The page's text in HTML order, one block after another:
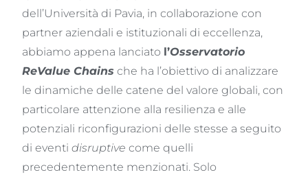
dell’Università di Pavia, in collaborazione con
partner aziendali e istituzionali di eccellenza,
abbiamo appena lanciato l’Osservatorio
ReValue Chains che ha l’obiettivo di analizzare
le dinamiche delle catene del valore globali, con
particolare attenzione alla resilienza e alle
potenziali riconfigurazioni delle stesse a seguito
di eventidisruptive come quelli
precedentemente menzionati. Solo